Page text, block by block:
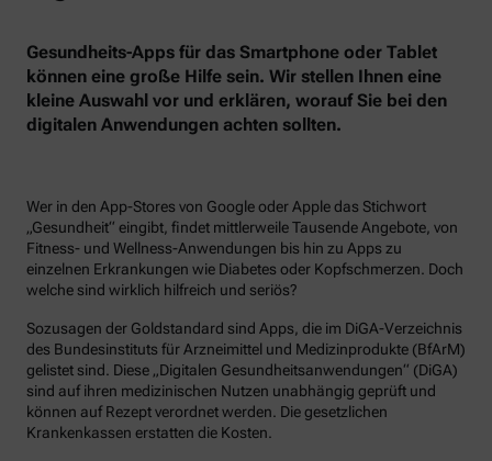
Gesundheits-Apps für das Smartphone oder Tablet
können eine große Hilfe sein. Wir stellen Ihnen eine
kleine Auswahl vor und erklären, worauf Sie bei den
digitalen Anwendungen achten sollten.
Wer in den App-Stores von Google oder Apple das Stichwort
„Gesundheit“ eingibt, findet mittlerweile Tausende Angebote, von
Fitness- und Wellness-Anwendungen bis hin zu Apps zu
einzelnen Erkrankungen wie Diabetes oder Kopfschmerzen. Doch
welche sind wirklich hilfreich und seriös?
Sozusagen der Goldstandard sind Apps, die im DiGA-Verzeichnis
des Bundesinstituts für Arzneimittel und Medizinprodukte (BfArM)
gelistet sind. Diese „Digitalen Gesundheitsanwendungen“ (DiGA)
sind auf ihren medizinischen Nutzen unabhängig geprüft und
können auf Rezept verordnet werden. Die gesetzlichen
Krankenkassen erstatten die Kosten.